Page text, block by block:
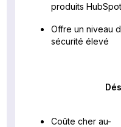
produits HubSpot
Offre un niveau
sécurité élevé
Coûte cher au-